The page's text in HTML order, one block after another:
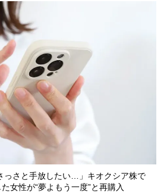
っさと手放したい…」キオクシア株で
女性が“夢よもう一度”と再購入